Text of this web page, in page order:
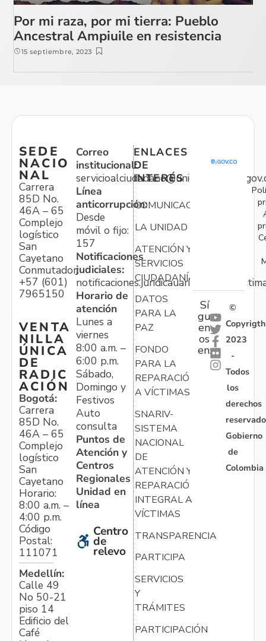
Por mi raza, por mi tierra: Pueblo
Ancestral Ampiuile en resistencia
15 septiembre, 2023
SEDE
NACIO
NAL
Carrera
85D No.
46A – 65
Complejo
logístico
San
Cayetano
Conmutador:
+57 (601)
7965150
VENTA
NILLA
ÚNICA
DE
RADIC
ACIÓN
Bogotá:
Carrera
85D No.
46A – 65
Complejo
logístico
San
Cayetano
Horario:
8:00 a.m. –
4:00 p.m.
Código
Postal:
111071
Medellín:
Calle 49
No 50-21
piso 14
Edificio del
Café
Correo
institucional:
Línea
anticorrupción:
Desde
móvil o fijo:
157
Notificaciones
judiciales:
Horario de
atención
Lunes a
viernes
8:00 a.m. –
6:00 p.m.
Sábado,
Domingo y
Festivos
Auto
consulta
Puntos de
Atención y
Centros
Regionales
Unidad en
línea
Centro
de
relevo
ENLACES
DE
INTERÉS
COMUNICACIONES
LA UNIDAD
ATENCIÓN Y
SERVICIOS
CIUDADANÍA
DATOS
PARA LA
PAZ
FONDO
PARA LA
REPARACIÓN
A VÍCTIMAS
SNARIV-
SISTEMA
NACIONAL
DE
ATENCIÓN Y
REPARACIÓN
INTEGRAL A
VÍCTIMAS
TRANSPARENCIA
PARTICIPA
SERVICIOS
Y
TRÁMITES
PARTICIPACIÓN
Sí
gu
en
os
en:
©
Copyrigth
2023
-
Todos
los
derechos
Gobierno
de
Colombia